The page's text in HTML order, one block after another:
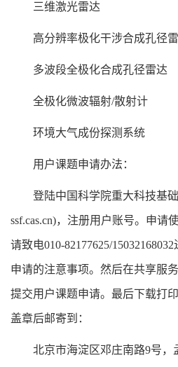
三维激光雷达
高分辨率极化干涉合成孔径
多波段全极化合成孔径雷达
全极化微波辐射/散射计
环境大气成份探测系统
用户课题申请办法：
登陆中国科学院重大科技基
ssf.cas.cn)，注册用户账号。申请
请致电010-82177625/15032168032
申请的注意事项。然后在共享服
提交用户课题申请。最后下载打
盖章后邮寄到：
北京市海淀区邓庄南路9号，